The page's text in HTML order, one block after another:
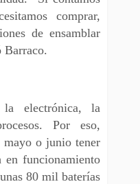
comprar,
de ensamblar
Barraco.
la electrónica, la
Por eso,
mayo o junio tener
en funcionamiento
80 mil baterías